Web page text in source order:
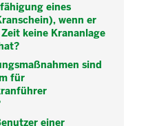
eines
wenn er
keine Krananlage
sind
für
einer